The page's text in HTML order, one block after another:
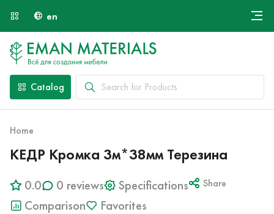
en
Payment and Delivery
Catalog
Home
КЕДР Кромка 3м*38мм Терезина
0.0 0 reviews Specifications Share
Comparison Favorites